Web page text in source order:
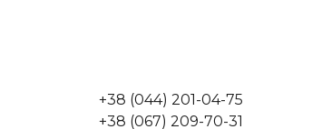
+38 (044) 201-04-75
+38 (067) 209-70-31